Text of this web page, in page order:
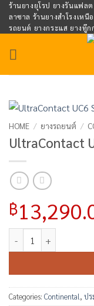
Skip
content
ร้านยางยุโรป ยางรันแฟล
ลาซาล ร้านยางสำโรงเห
รถยนต์ ยางกระแส ยางทู๊ก
HOME / ยางรถยนต์ /
UltraContact
฿
Categories: Continental, ปร